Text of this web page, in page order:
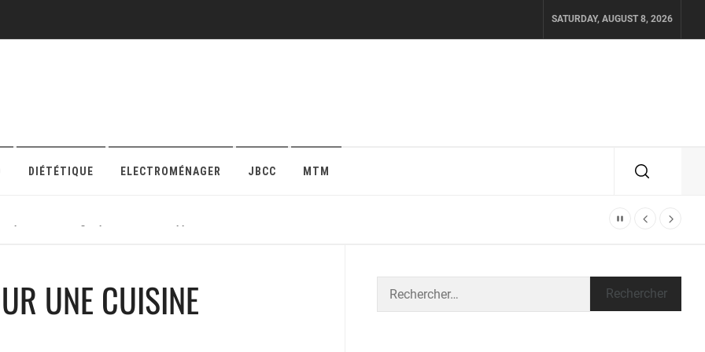
SATURDAY, AUGUST 8, 2026
DIÉTÉTIQUE ELECTROMÉNAGER JBCC MTM
protection en ligne pour maison ou appartement
UNE CUISINE